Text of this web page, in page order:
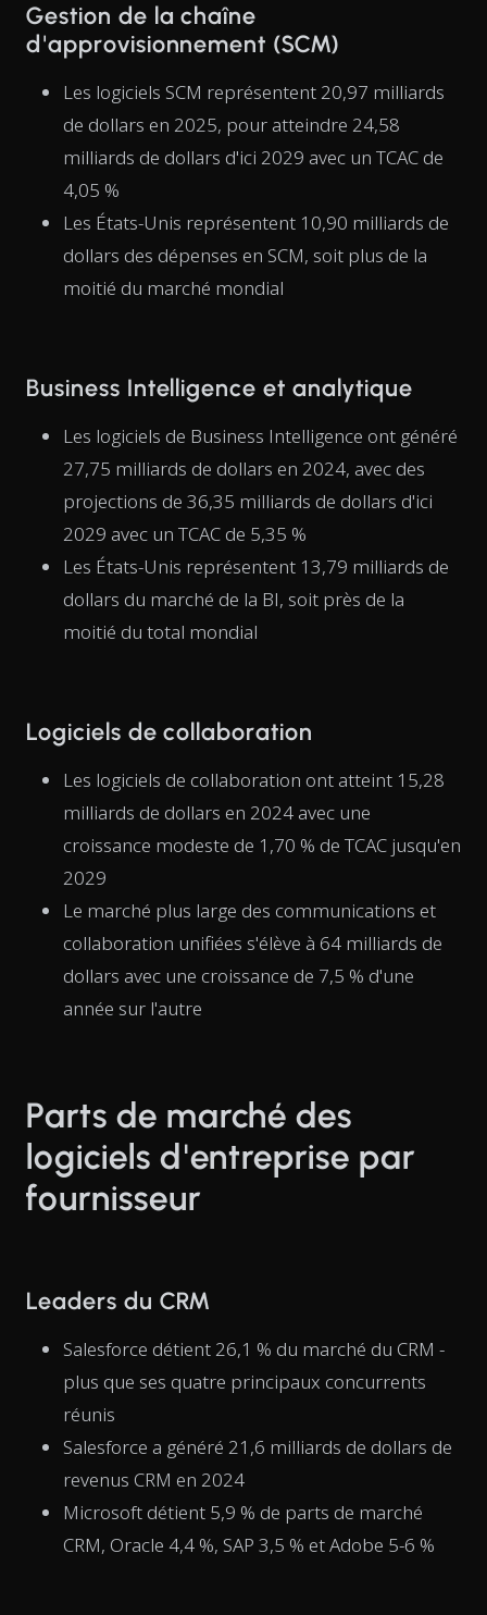
Gestion de la chaîne
d'approvisionnement (SCM)
Les logiciels SCM représentent 20,97 milliards
de dollars en 2025, pour atteindre 24,58
milliards de dollars d'ici 2029 avec un TCAC de
4,05 %
Les États-Unis représentent 10,90 milliards de
dollars des dépenses en SCM, soit plus de la
moitié du marché mondial
Business Intelligence et analytique
Les logiciels de Business Intelligence ont généré
27,75 milliards de dollars en 2024, avec des
projections de 36,35 milliards de dollars d'ici
2029 avec un TCAC de 5,35 %
Les États-Unis représentent 13,79 milliards de
dollars du marché de la BI, soit près de la
moitié du total mondial
Logiciels de collaboration
Les logiciels de collaboration ont atteint 15,28
milliards de dollars en 2024 avec une
croissance modeste de 1,70 % de TCAC jusqu'en
2029
Le marché plus large des communications et
collaboration unifiées s'élève à 64 milliards de
dollars avec une croissance de 7,5 % d'une
année sur l'autre
Parts de marché des
logiciels d'entreprise par
fournisseur
Leaders du CRM
Salesforce détient 26,1 % du marché du CRM -
plus que ses quatre principaux concurrents
réunis
Salesforce a généré 21,6 milliards de dollars de
revenus CRM en 2024
Microsoft détient 5,9 % de parts de marché
CRM, Oracle 4,4 %, SAP 3,5 % et Adobe 5-6 %